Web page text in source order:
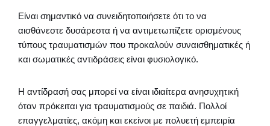
Είναι σημαντικό να συνειδητοποιήσετε ότι το να
αισθάνεστε δυσάρεστα ή να αντιμετωπίζετε ορισμένους
τύπους τραυματισμών που προκαλούν συναισθηματικές ή
και σωματικές αντιδράσεις είναι φυσιολογικό.
Η αντίδρασή σας μπορεί να είναι ιδιαίτερα ανησυχητική
όταν πρόκειται για τραυματισμούς σε παιδιά. Πολλοί
επαγγελματίες, ακόμη και εκείνοι με πολυετή εμπειρία